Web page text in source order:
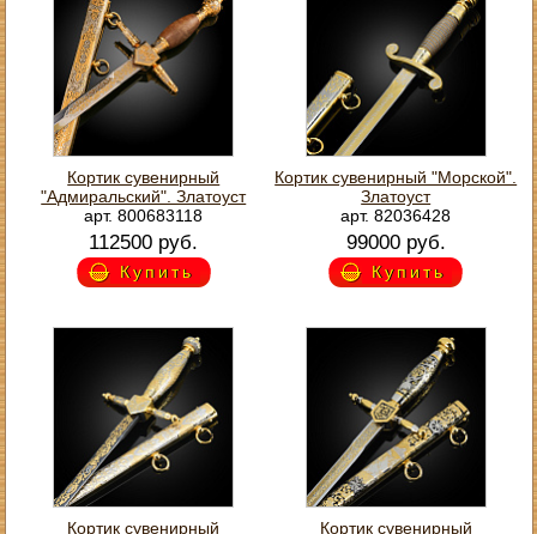
Кортик сувенирный
"Адмиральский". Златоуст
арт. 800683118
112500 руб.
Купить
Кортик сувенирный "Морской".
Златоуст
арт. 82036428
99000 руб.
Купить
Кортик сувенирный
Кортик сувенирный